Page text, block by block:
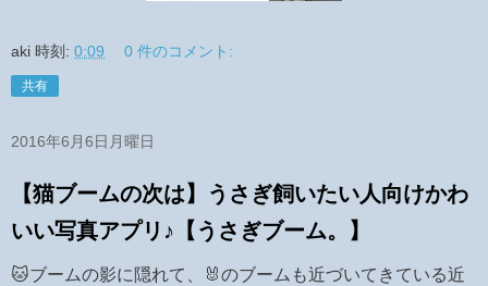
aki 時刻: 0:09 0 件のコメント:
共有
2016年6月6日月曜日
【猫ブームの次は】うさぎ飼いたい人向けかわ
いい写真アプリ♪【うさぎブーム。】
🐱ブームの影に隠れて、🐰のブームも近づいてきている近